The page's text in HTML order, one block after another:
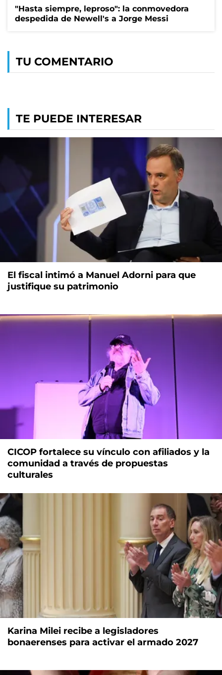
"Hasta siempre, leproso": la conmovedora
despedida de Newell's a Jorge Messi
TU COMENTARIO
TE PUEDE INTERESAR
El fiscal intimó a Manuel Adorni para que
justifique su patrimonio
CICOP fortalece su vínculo con afiliados y la
comunidad a través de propuestas
culturales
Karina Milei recibe a legisladores
bonaerenses para activar el armado 2027